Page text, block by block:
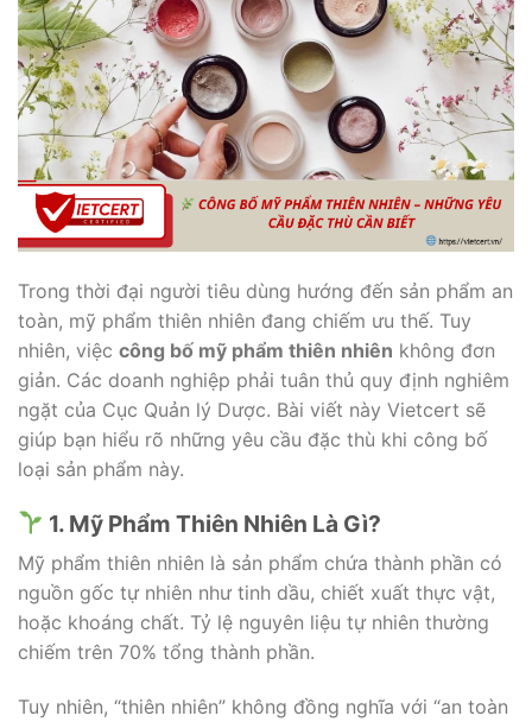
Trong thời đại người tiêu dùng hướng đến sản phẩm an
toàn, mỹ phẩm thiên nhiên đang chiếm ưu thế. Tuy
nhiên, việc công bố mỹ phẩm thiên nhiên không đơn
giản. Các doanh nghiệp phải tuân thủ quy định nghiêm
ngặt của Cục Quản lý Dược. Bài viết này Vietcert sẽ
giúp bạn hiểu rõ những yêu cầu đặc thù khi công bố
loại sản phẩm này.
1. Mỹ Phẩm Thiên Nhiên Là Gì?
Mỹ phẩm thiên nhiên là sản phẩm chứa thành phần có
nguồn gốc tự nhiên như tinh dầu, chiết xuất thực vật,
hoặc khoáng chất. Tỷ lệ nguyên liệu tự nhiên thường
chiếm trên 70% tổng thành phần.
Tuy nhiên, “thiên nhiên” không đồng nghĩa với “an toàn